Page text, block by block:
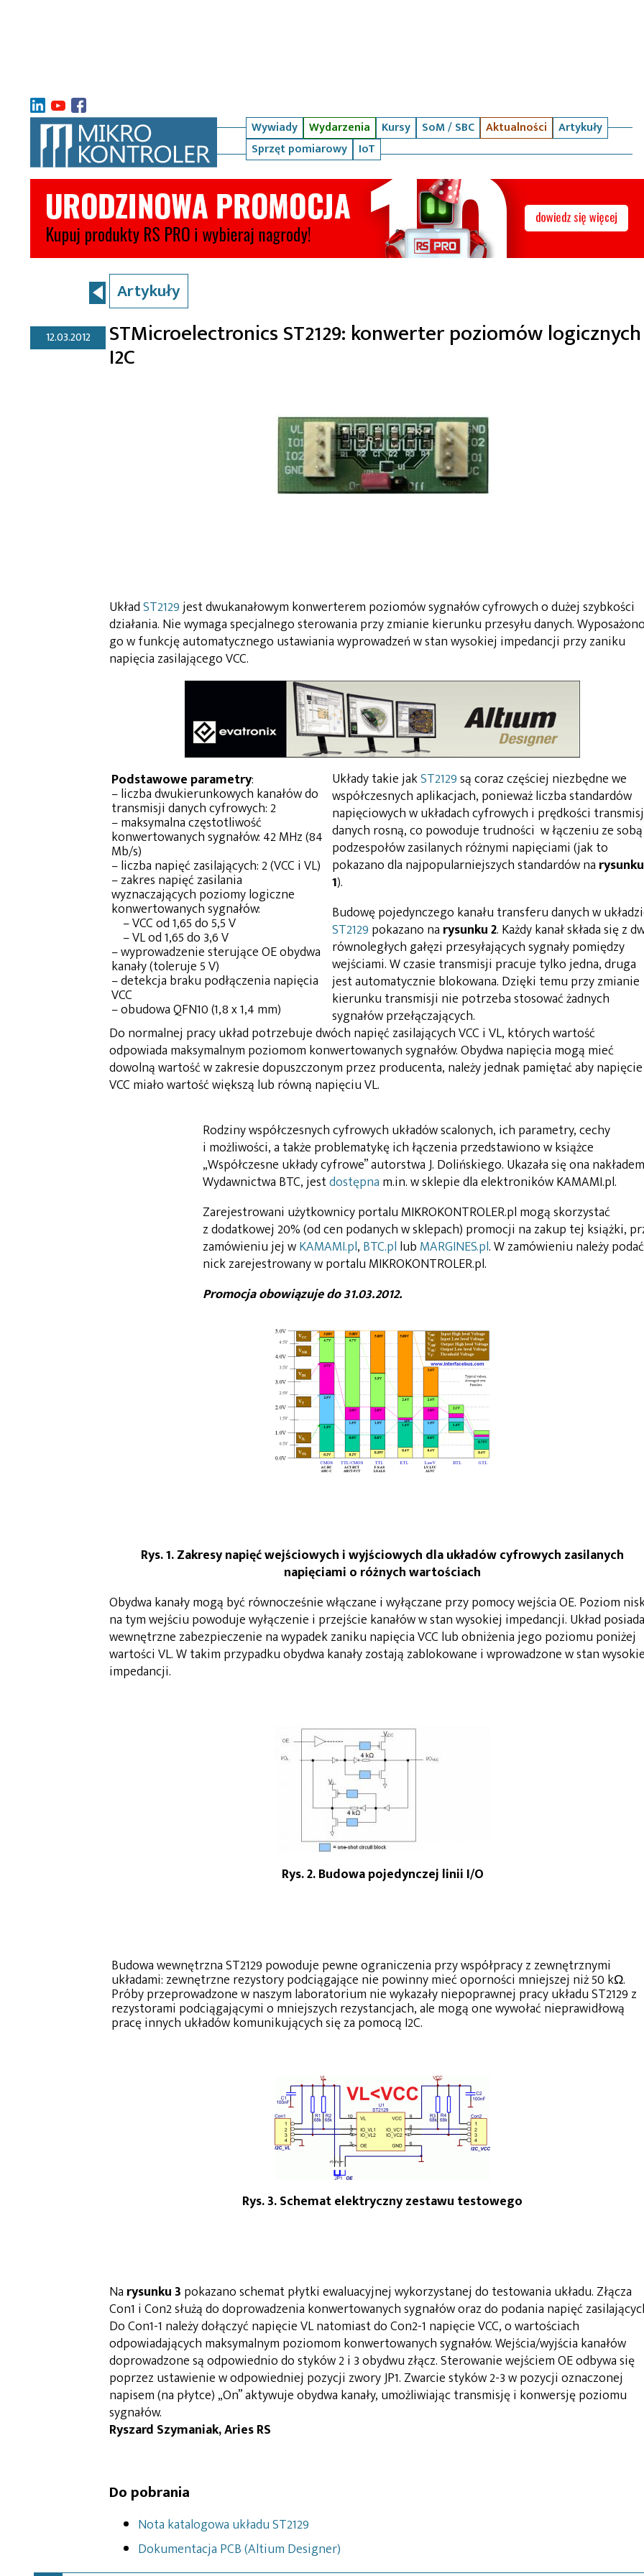
Wywiady Wydarzenia Kursy SoM / SBC Aktualności
Artykuły
Sprzęt pomiarowy
IoT
Artykuły
12.03.2012 STMicroelectronics ST2129: konwerter poziomów logicznych
I2C
UkładST2129jest dwukanałowym konwerterem poziomów sygnałów cyfrowych o dużej szybkości
działania. Nie wymaga specjalnego sterowania przy zmianie kierunku przesyłu danych.
go w funkcję automatycznego ustawiania wyprowadzeń w stan wysokiej impedancji przy zaniku
napięcia zasilającego VCC.
Podstawowe parametry:
– liczba dwukierunkowych kanałów do
transmisji danych cyfrowych: 2
– maksymalna częstotliwość
konwertowanych sygnałów: 42 MHz (84
Mb/s)
– liczba napięć zasilających: 2 (VCC i VL)
– zakres napięć zasilania
wyznaczających poziomy logiczne
konwertowanych sygnałów:
– VCC od 1,65 do 5,5 V
– VL od 1,65 do 3,6 V
– wyprowadzenie sterujące OE obydwa
kanały (toleruje 5 V)
– detekcja braku podłączenia napięcia
VCC
– obudowa QFN10 (1,8 x 1,4 mm)
Układy takie jakST2129są coraz częściej niezbędne we
współczesnych aplikacjach, ponieważ liczba standardów
napięciowych w układach cyfrowych i prędkości
danych rosną, co powoduje trudności w łączeniu ze sobą
podzespołów zasilanych różnymi napięciami (jak to
pokazano dla najpopularniejszych standardów na rysunku
1).
Budowę pojedynczego kanału transferu danych w
ST2129 pokazano na rysunku 2. Każdy kanał składa się z
równoległych gałęzi przesyłających sygnały pomiędzy
wejściami. W czasie transmisji pracuje tylko jedna, druga
jest automatycznie blokowana. Dzięki temu przy zmianie
kierunku transmisji nie potrzeba stosować żadnych
sygnałów przełączających.
Do normalnej pracy układ potrzebuje dwóch napięć zasilających VCC i VL, których wartość
odpowiada maksymalnym poziomom konwertowanych sygnałów. Obydwa napięcia mogą mieć
dowolną wartość w zakresie dopuszczonym przez producenta, należy jednak pamiętać aby napięcie
VCC miało wartość większą lub równą napięciu VL.
Rodziny współczesnych cyfrowych układów scalonych, ich parametry, cechy
i możliwości, a także problematykę ich łączenia przedstawiono w książce
„Współczesne układy cyfrowe” autorstwa J. Dolińskiego. Ukazała się ona nakładem
Wydawnictwa BTC, jestdostępna m.in. w sklepie dla elektroników KAMAMI.pl.
Zarejestrowani użytkownicy portalu MIKROKONTROLER.pl mogą skorzystać
z dodatkowej 20% (od cen podanych w sklepach) promocji na zakup tej książki,
zamówieniu jej wKAMAMI.pl, BTC.pl lub MARGINES.pl. W zamówieniu należy podać
nick zarejestrowany w portalu MIKROKONTROLER.pl.
Promocja obowiązuje do 31.03.2012.
Rys. 1. Zakresy napięć wejściowych i wyjściowych dla układów cyfrowych zasilanych
napięciami o różnych wartościach
Obydwa kanały mogą być równocześnie włączane i wyłączane przy pomocy wejścia OE. Poziom
na tym wejściu powoduje wyłączenie i przejście kanałów w stan wysokiej impedancji. Układ posiada
wewnętrzne zabezpieczenie na wypadek zaniku napięcia VCC lub obniżenia jego poziomu poniżej
wartości VL. W takim przypadku obydwa kanały zostają zablokowane i wprowadzone w stan
impedancji.
Rys. 2. Budowa pojedynczej linii I/O
Budowa wewnętrzna ST2129 powoduje pewne ograniczenia przy współpracy z zewnętrznymi
układami: zewnętrzne rezystory podciągające nie powinny mieć oporności mniejszej niż 50 kΩ.
Próby przeprowadzone w naszym laboratorium nie wykazały niepoprawnej pracy układu ST2129 z
rezystorami podciągającymi o mniejszych rezystancjach, ale mogą one wywołać nieprawidłową
pracę innych układów komunikujących się za pomocą I2C.
Rys. 3. Schemat elektryczny zestawu testowego
Na rysunku 3 pokazano schemat płytki ewaluacyjnej wykorzystanej do testowania układu. Złącza
Con1 i Con2 służą do doprowadzenia konwertowanych sygnałów oraz do podania napięć
Do Con1-1 należy dołączyć napięcie VL natomiast do Con2-1 napięcie VCC, o wartościach
odpowiadających maksymalnym poziomom konwertowanych sygnałów. Wejścia/wyjścia kanałów
doprowadzone są odpowiednio do styków 2 i 3 obydwu złącz. Sterowanie wejściem OE odbywa się
poprzez ustawienie w odpowiedniej pozycji zwory JP1. Zwarcie styków 2-3 w pozycji oznaczonej
napisem (na płytce) „On” aktywuje obydwa kanały, umożliwiając transmisję i konwersję poziomu
sygnałów.
Ryszard Szymaniak, Aries RS
Do pobrania
Nota katalogowa układu ST2129
Dokumentacja PCB (Altium Designer)